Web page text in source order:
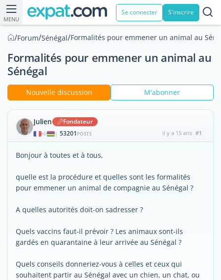
MENU
Se connecter S'inscrire
/Forum/Sénégal/Formalités pour emmener un animal au
Formalités pour emmener un animal au
Sénégal
Nouvelle discussion M'abonner
Julien Fondateur
| 53201 POSTS il y a 15 ans #1
Bonjour à toutes et à tous,
quelle est la procédure et quelles sont les formalités
pour emmener un animal de compagnie au Sénégal ?
A quelles autorités doit-on sadresser ?
Quels vaccins faut-il prévoir ? Les animaux sont-ils
gardés en quarantaine à leur arrivée au Sénégal ?
Quels conseils donneriez-vous à celles et ceux qui
souhaitent partir au Sénégal avec un chien, un chat, ou